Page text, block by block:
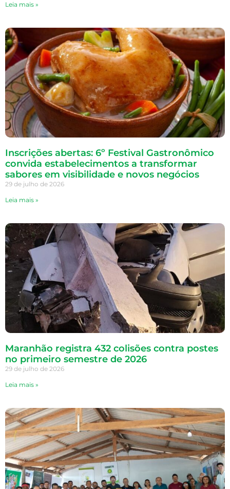
Leia mais »
Inscrições abertas: 6º Festival Gastronômico
convida estabelecimentos a transformar
sabores em visibilidade e novos negócios
29 de julho de 2026
Leia mais »
Maranhão registra 432 colisões contra postes
no primeiro semestre de 2026
29 de julho de 2026
Leia mais »